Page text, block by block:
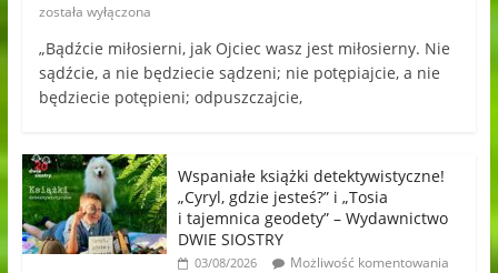
została wyłączona
„Bądźcie miłosierni, jak Ojciec wasz jest miłosierny. Nie
sądźcie, a nie będziecie sądzeni; nie potępiajcie, a nie
będziecie potępieni; odpuszczajcie,
Wspaniałe książki detektywistyczne!
„Cyryl, gdzie jesteś?” i „Tosia
i tajemnica geodety” – Wydawnictwo
DWIE SIOSTRY
03/08/2026
Możliwość komentowania